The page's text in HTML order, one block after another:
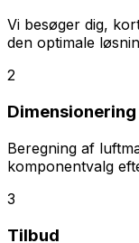
Vi besøger dig,
den optimale
2
Dimensionering
Beregning af
komponentvalg
3
Tilbud